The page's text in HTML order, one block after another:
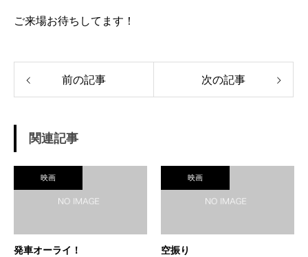
ご来場お待ちしてます！
前の記事 次の記事
関連記事
映画
発車オーライ！
映画
空振り